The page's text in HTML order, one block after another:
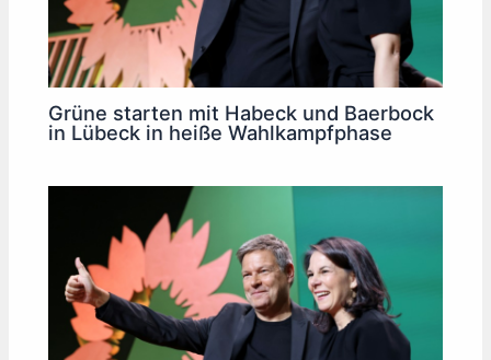
Grüne starten mit Habeck und Baerbock
in Lübeck in heiße Wahlkampfphase